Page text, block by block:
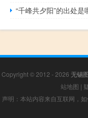
“千峰共夕阳”的出处是
Copyright © 2012 - 2026 无锡
站地图 |
声明：本站内容来自互联网，